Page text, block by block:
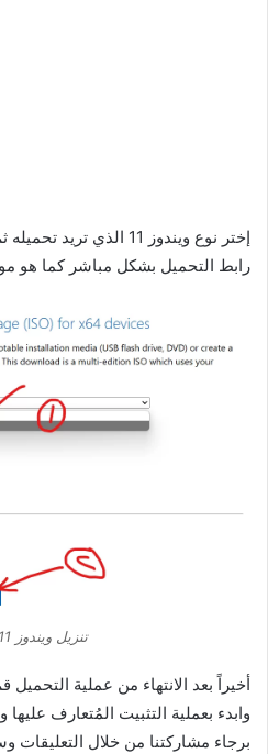
إختر نوع ويندوز 11 الذي
رابط التحميل بشكل مباشر كما هو
تنزيل ويندوز 11 23H2
وابدء بعملية التثبيت المُتعارف
برجاء مشاركتنا من خلال التعليقات